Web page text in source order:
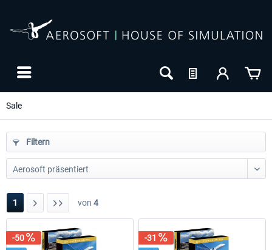
Sale
-8
Filtern
1 von 4
-50 -31